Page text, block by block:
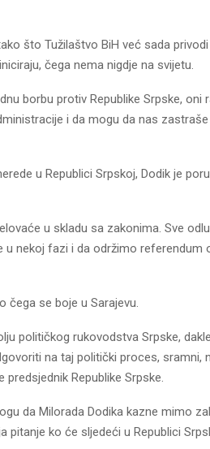
što Tužilaštvo BiH već sada
čega nema nigdje na svijetu.
borbu protiv Republike Srpske, oni
i da mogu da nas
u Republici Srpskoj, Dodik je
u skladu sa zakonima. Sve
u nekoj fazi i da održimo referendum
čega se boje u Sarajevu.
političkog rukovodstva Srpske,
na taj politički proces, sramni,
Republike Srpske.
da Milorada Dodika kazne mimo
pitanje ko će sljedeći u Republici